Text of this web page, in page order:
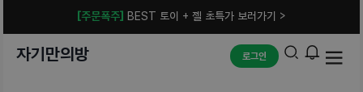
[주문폭주] BEST 토이 + 젤 초특가 보러가기 >
자기만의방 로그인